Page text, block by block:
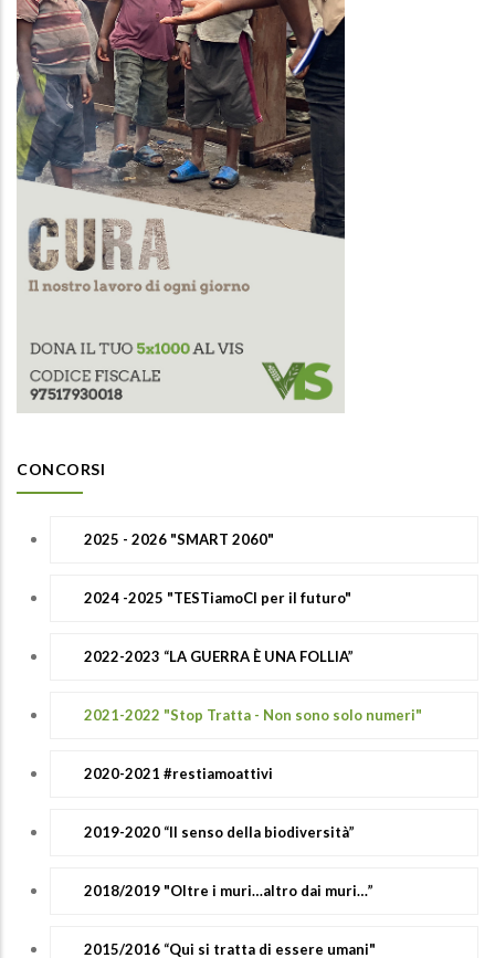
CONCORSI
2025 - 2026 "SMART 2060"
2024 -2025 "TESTiamoCI per il futuro"
2022-2023 “LA GUERRA È UNA FOLLIA”
2021-2022 "Stop Tratta - Non sono solo numeri"
2020-2021 #restiamoattivi
2019-2020 “Il senso della biodiversità”
2018/2019 "Oltre i muri…altro dai muri…”
2015/2016 “Qui si tratta di essere umani"